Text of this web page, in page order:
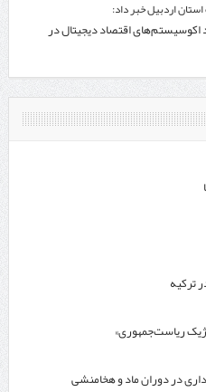
اردبیل خبر داد:
اکوسیستم‌های اقتصاد دیجیتال در
ریاست‌جمهوری»
در دوران ماد و هخامنشی